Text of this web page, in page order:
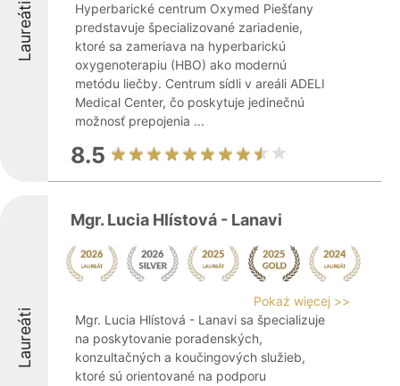
Laureáti
Hyperbarické centrum Oxymed Piešťany
predstavuje špecializované zariadenie,
ktoré sa zameriava na hyperbarickú
oxygenoterapiu (HBO) ako modernú
metódu liečby. Centrum sídli v areáli ADELI
Medical Center, čo poskytuje jedinečnú
možnosť prepojenia ...
8.5
Laureáti
Mgr. Lucia Hlístová - Lanavi
Pokaż więcej >>
Mgr. Lucia Hlístová - Lanavi sa špecializuje
na poskytovanie poradenských,
konzultačných a koučingových služieb,
ktoré sú orientované na podporu